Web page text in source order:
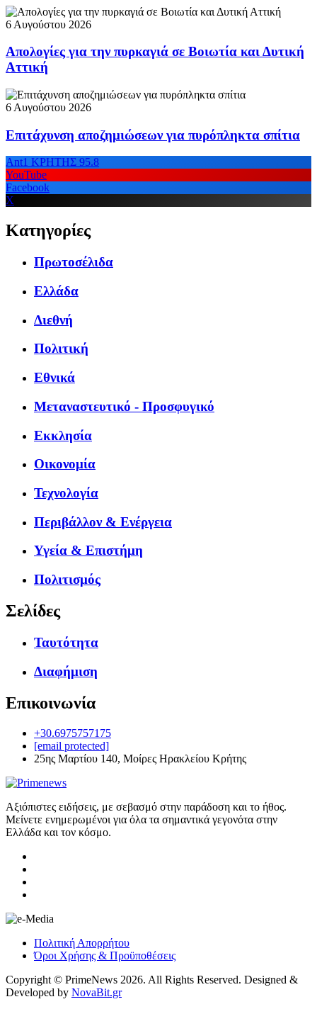
6 Αυγούστου 2026
Απολογίες για την πυρκαγιά σε Βοιωτία και Δυτική
Αττική
6 Αυγούστου 2026
Επιτάχυνση αποζημιώσεων για πυρόπληκτα σπίτια
Ant1 ΚΡΗΤΗΣ 95.8
YouTube
Facebook
X
Κατηγορίες
Πρωτοσέλιδα
Ελλάδα
Διεθνή
Πολιτική
Εθνικά
Μεταναστευτικό - Προσφυγικό
Εκκλησία
Οικονομία
Τεχνολογία
Περιβάλλον & Ενέργεια
Υγεία & Επιστήμη
Πολιτισμός
Σελίδες
Ταυτότητα
Διαφήμιση
Επικοινωνία
+30.6975757175
[email protected]
25ης Μαρτίου 140, Μοίρες Ηρακλείου Κρήτης
Αξιόπιστες ειδήσεις, με σεβασμό στην παράδοση και το ήθος.
Μείνετε ενημερωμένοι για όλα τα σημαντικά γεγονότα στην
Ελλάδα και τον κόσμο.
Πολιτική Απορρήτου
Όροι Χρήσης & Προϋποθέσεις
Copyright © PrimeNews 2026. All Rights Reserved. Designed &
Developed by NovaBit.gr